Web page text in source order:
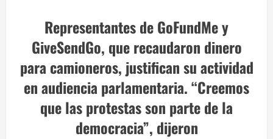
Representantes de GoFundMe y
GiveSendGo, que recaudaron dinero
para camioneros, justifican su actividad
en audiencia parlamentaria. “Creemos
que las protestas son parte de la
democracia”, dijeron